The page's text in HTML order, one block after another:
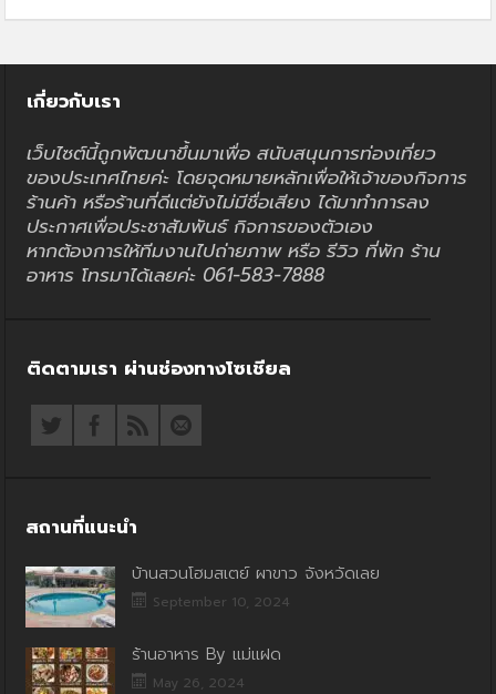
เกี่ยวกับเรา
เว็บไซต์นี้ถูกพัฒนาขึ้นมาเพื่อ สนับสนุนการท่องเที่ยว
ของประเทศไทยค่ะ โดยจุดหมายหลักเพื่อให้เจ้าของกิจการ
ร้านค้า หรือร้านที่ดีแต่ยังไม่มีชื่อเสียง ได้มาทำการลง
ประกาศเพื่อประชาสัมพันธ์ กิจการของตัวเอง
หากต้องการให้ทีมงานไปถ่ายภาพ หรือ รีวิว ที่พัก ร้าน
อาหาร โทรมาได้เลยค่ะ 061-583-7888
ติดตามเรา ผ่านช่องทางโซเชียล
สถานที่แนะนำ
บ้านสวนโฮมสเตย์ ผาขาว จังหวัดเลย
September 10, 2024
ร้านอาหาร By แม่แฝด
May 26, 2024